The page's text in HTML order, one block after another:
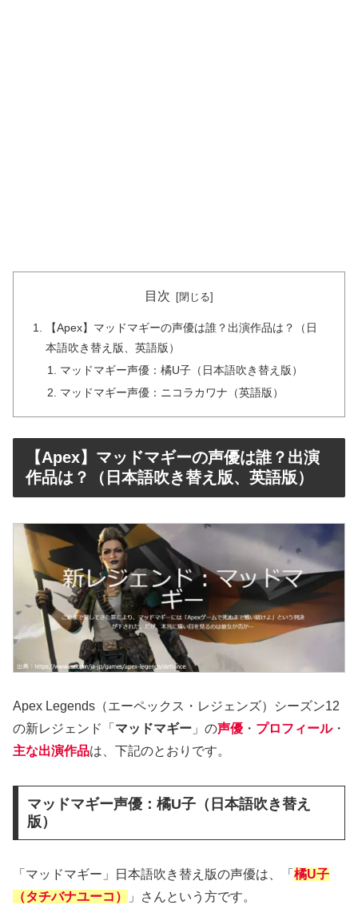
目次
【Apex】マッドマギーの声優は誰？出演作品は？（日
本語吹き替え版、英語版）
マッドマギー声優：橘U子（日本語吹き替え版）
マッドマギー声優：ニコラカワナ（英語版）
【Apex】マッドマギーの声優は誰？出演
作品は？（日本語吹き替え版、英語版）
Apex Legends（エーペックス・レジェンズ）シーズン12
の新レジェンド「 マッドマギー 」の声優 ・ プロフィール・
主な出演作品は、下記のとおりです。
マッドマギー声優：橘U子（日本語吹き替え
版）
「マッドマギー」日本語吹き替え版の声優は、「 橘U子
（タチバナユーコ）
」さんという方です。